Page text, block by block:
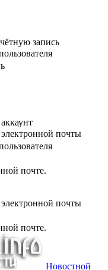
запись
почты
почте.
почты
почте.
Новостной